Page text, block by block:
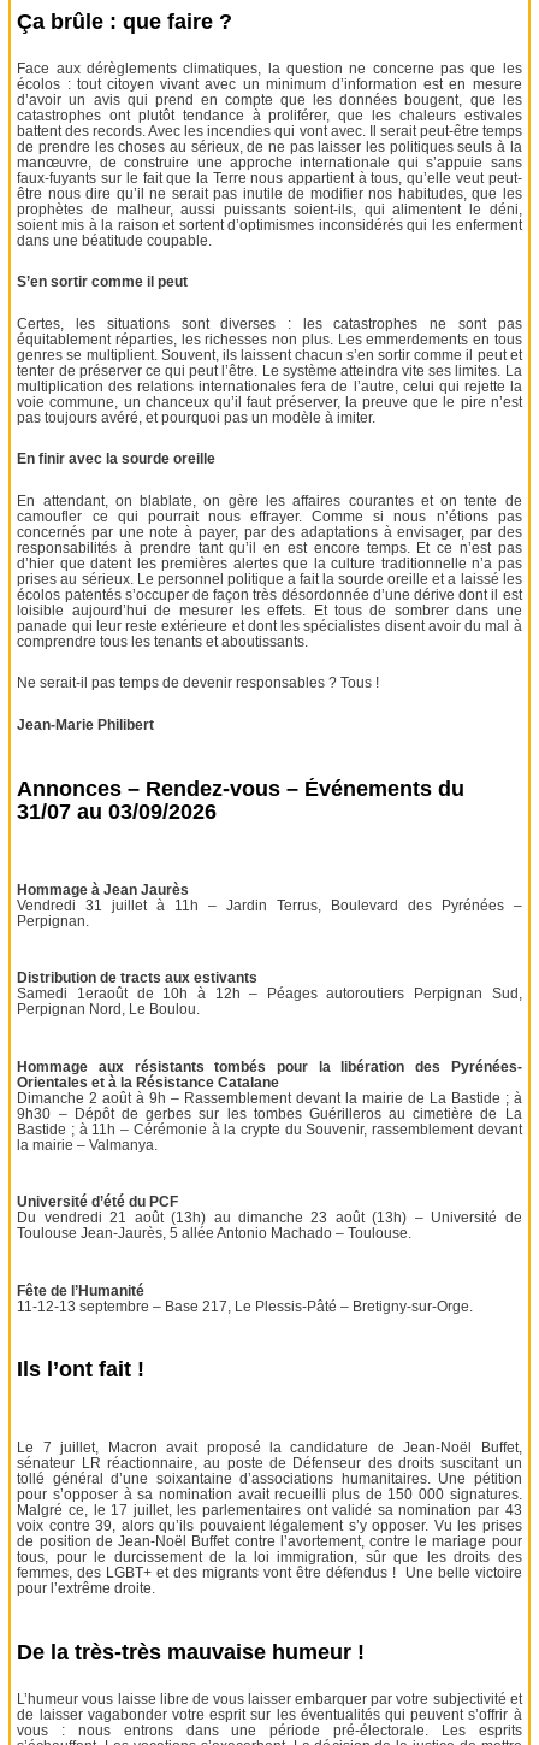
Ça brûle : que faire ?
Face aux dérèglements climatiques, la question ne concerne pas que les
écolos : tout citoyen vivant avec un minimum d’information est en mesure
d’avoir un avis qui prend en compte que les données bougent, que les
catastrophes ont plutôt tendance à proliférer, que les chaleurs estivales
battent des records. Avec les incendies qui vont avec. Il serait peut-être temps
de prendre les choses au sérieux, de ne pas laisser les politiques seuls à la
manœuvre, de construire une approche internationale qui s’appuie sans
faux-fuyants sur le fait que la Terre nous appartient à tous, qu’elle veut peut-
être nous dire qu’il ne serait pas inutile de modifier nos habitudes, que les
prophètes de malheur, aussi puissants soient-ils, qui alimentent le déni,
soient mis à la raison et sortent d’optimismes inconsidérés qui les enferment
dans une béatitude coupable.
S’en sortir comme il peut
Certes, les situations sont diverses : les catastrophes ne sont pas
équitablement réparties, les richesses non plus. Les emmerdements en tous
genres se multiplient. Souvent, ils laissent chacun s’en sortir comme il peut et
tenter de préserver ce qui peut l’être. Le système atteindra vite ses limites. La
multiplication des relations internationales fera de l’autre, celui qui rejette la
voie commune, un chanceux qu’il faut préserver, la preuve que le pire n’est
pas toujours avéré, et pourquoi pas un modèle à imiter.
En finir avec la sourde oreille
En attendant, on blablate, on gère les affaires courantes et on tente de
camoufler ce qui pourrait nous effrayer. Comme si nous n’étions pas
concernés par une note à payer, par des adaptations à envisager, par des
responsabilités à prendre tant qu’il en est encore temps. Et ce n’est pas
d’hier que datent les premières alertes que la culture traditionnelle n’a pas
prises au sérieux. Le personnel politique a fait la sourde oreille et a laissé les
écolos patentés s’occuper de façon très désordonnée d’une dérive dont il est
loisible aujourd’hui de mesurer les effets. Et tous de sombrer dans une
panade qui leur reste extérieure et dont les spécialistes disent avoir du mal à
comprendre tous les tenants et aboutissants.
Ne serait-il pas temps de devenir responsables ? Tous !
Jean-Marie Philibert
Annonces – Rendez-vous – Événements du
31/07 au 03/09/2026
Hommage à Jean Jaurès
Vendredi 31 juillet à 11h – Jardin Terrus, Boulevard des Pyrénées –
Perpignan.
Distribution de tracts aux estivants
Samedi 1eraoût de 10h à 12h – Péages autoroutiers Perpignan Sud,
Perpignan Nord, Le Boulou.
Hommage aux résistants tombés pour la libération des Pyrénées-
Orientales et à la Résistance Catalane
Dimanche 2 août à 9h – Rassemblement devant la mairie de La Bastide ; à
9h30 – Dépôt de gerbes sur les tombes Guérilleros au cimetière de La
Bastide ; à 11h – Cérémonie à la crypte du Souvenir, rassemblement devant
la mairie – Valmanya.
Université d’été du PCF
Du vendredi 21 août (13h) au dimanche 23 août (13h) – Université de
Toulouse Jean-Jaurès, 5 allée Antonio Machado – Toulouse.
Fête de l’Humanité
11-12-13 septembre – Base 217, Le Plessis-Pâté – Bretigny-sur-Orge.
Ils l’ont fait !
Le 7 juillet, Macron avait proposé la candidature de Jean-Noël Buffet,
sénateur LR réactionnaire, au poste de Défenseur des droits suscitant un
tollé général d’une soixantaine d’associations humanitaires. Une pétition
pour s’opposer à sa nomination avait recueilli plus de 150 000 signatures.
Malgré ce, le 17 juillet, les parlementaires ont validé sa nomination par 43
voix contre 39, alors qu’ils pouvaient légalement s’y opposer. Vu les prises
de position de Jean-Noël Buffet contre l’avortement, contre le mariage pour
tous, pour le durcissement de la loi immigration, sûr que les droits des
femmes, des LGBT+ et des migrants vont être défendus ! Une belle victoire
pour l’extrême droite.
De la très-très mauvaise humeur !
L’humeur vous laisse libre de vous laisser embarquer par votre subjectivité et
de laisser vagabonder votre esprit sur les éventualités qui peuvent s’offrir à
vous : nous entrons dans une période pré-électorale. Les esprits